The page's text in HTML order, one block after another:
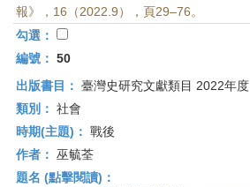
報》，16（2022.9），頁29–76。
勾選：
編號： 50
出版書目： 臺灣史研究文獻類目 2022年度
類別： 社會
時期(主題)： 戰後
作者： 巫毓荃
題名 (點擊閱讀)：